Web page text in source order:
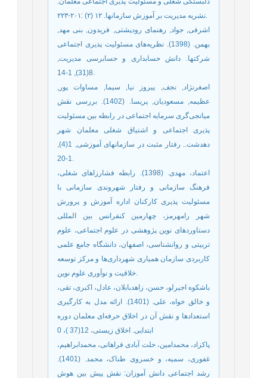
اشرفی, جواد, رهنمای رودپشتی, فریدون, بنی مهد,
بهمن. (1398). نظریه‌های مسئولیت پذیری اجتماعی
شرکتها. دانش حسابداری و حسابرسی مدیریت,
اصغرنژاد, نجف, پیروز نیا, سیما, مساوات پور,
عظیمه, مسعودیان, پریسا. (1402). بررسی نقش
میانجی‌گری سرمایه اجتماعی در رابطه بین مسئولیت
پذیری اجتماعی و اشتیاق شغلی معلمان شهر
دهدشت.. رفتار مثبت در سازمانهای آموزشی, 1(4),
اعتماد، مهدی. (1398). رابطه فشارزاهای شغلی،
فرهنگ سازمانی و رفتار شهروندی سازمانی با
مسئولیت پذیری کارکنان اداره آموزش و پرورش
شهر رامهرمز، چهارمین کنفرانس بین المللی
دستاورد‌های نوین پژوهشی در علوم اجتماعی، علوم
تربیتی و روانشناسی، اصفهان، دانشگاه جامع علمی
کاربردی سازمان همیاری شهرداری‌ها و مرکز توسعه
باشکوه اجیرلو، حسن، زاهدبابلان، عادل، اکبری، تقی،
و خالق خواه، علی. (1401). ارائه مدل به کارگیری
استعدادها و نقش آن در اخلاق حرفه‌ای معلمان دوره
ابتدایی. اخلاق زیستی، 12(37 )، 0
پاکزاد، محمدامین، حلت آبادی فراهانی، محمدابراهیم،
غفوری، سمیه، و خسروی طناک، محمد. (1401).
رشد اجتماعی دانش آموزان: نقش پیش بین هوش